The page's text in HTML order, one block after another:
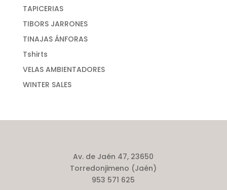
TAPICERIAS
TIBORS JARRONES
TINAJAS ÁNFORAS
Tshirts
VELAS AMBIENTADORES
WINTER SALES
Av. de Jaén 47, 23650
Torredonjimeno (Jaén)
953 571 625